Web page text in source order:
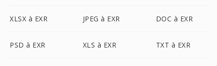
XLSX à EXR JPEG à EXR DOC à EXR
PSD à EXR XLS à EXR TXT à EXR